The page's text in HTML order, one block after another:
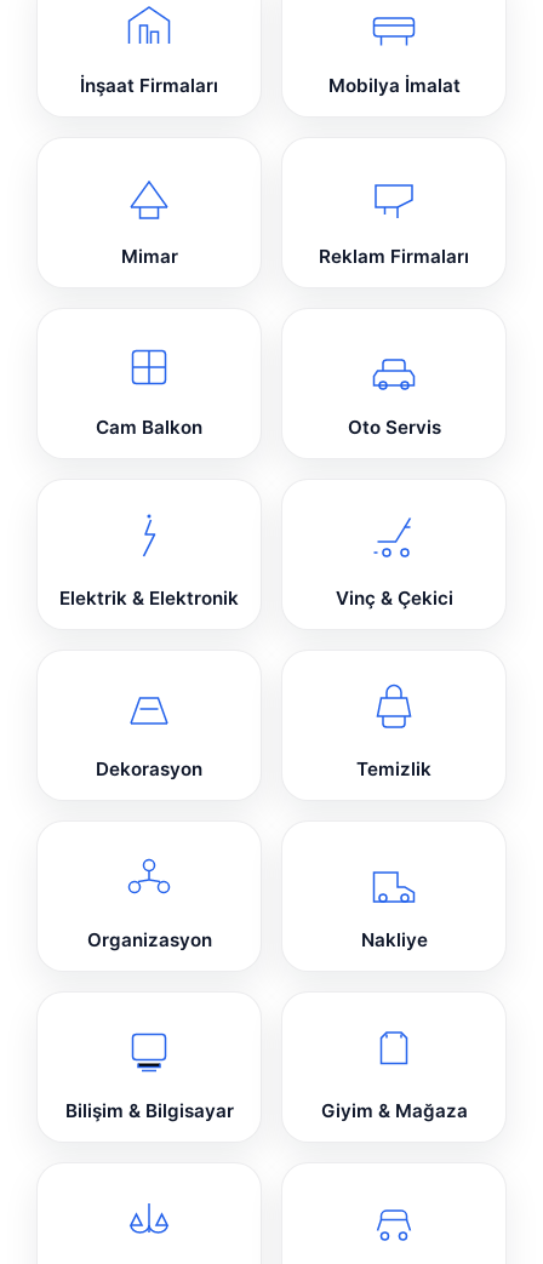
İnşaat Firmaları Mobilya İmalat
Mimar Reklam Firmaları
Cam Balkon Oto Servis
Elektrik & Elektronik Vinç & Çekici
Dekorasyon Temizlik
Organizasyon Nakliye
Bilişim & Bilgisayar Giyim & Mağaza